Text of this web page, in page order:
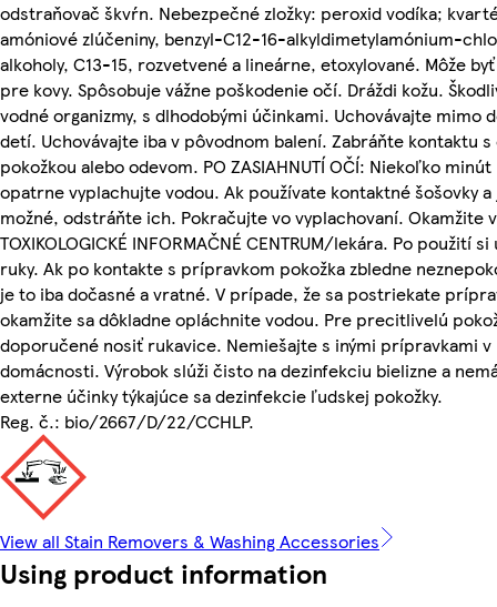
odstraňovač škvŕn. Nebezpečné zložky: peroxid vodíka;
amóniové zlúčeniny, benzyl-C12-16-alkyldimetylamónium-
alkoholy, C13-15, rozvetvené a lineárne, etoxylované. Môže
pre kovy. Spôsobuje vážne poškodenie očí. Dráždi kožu.
vodné organizmy, s dlhodobými účinkami. Uchovávajte mimo
detí. Uchovávajte iba v pôvodnom balení. Zabráňte kontaktu
pokožkou alebo odevom. PO ZASIAHNUTÍ OČÍ: Niekoľko
opatrne vyplachujte vodou. Ak používate kontaktné šošovky
možné, odstráňte ich. Pokračujte vo vyplachovaní. Okamžite
TOXIKOLOGICKÉ INFORMAČNÉ CENTRUM/lekára. Po použití
ruky. Ak po kontakte s prípravkom pokožka zbledne
je to iba dočasné a vratné. V prípade, že sa postriekate
okamžite sa dôkladne opláchnite vodou. Pre precitlivelú
doporučené nosiť rukavice. Nemiešajte s inými prípravkami v
domácnosti. Výrobok slúži čisto na dezinfekciu bielizne a
externe účinky týkajúce sa dezinfekcie ľudskej pokožky.
Reg. č.: bio/2667/D/22/CCHLP.
View all Stain Removers & Washing Accessories
Using product information